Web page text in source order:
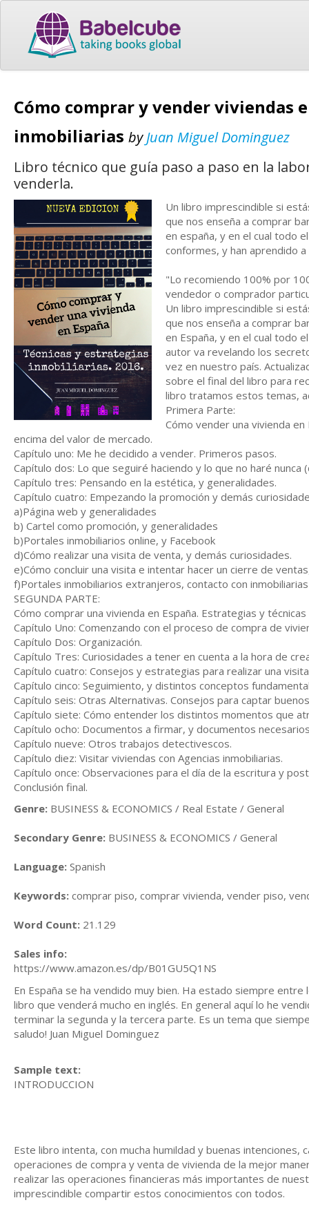
Cómo comprar y vender viviendas
inmobiliarias byJuan Miguel Dominguez
Libro técnico que guía paso a paso en la
venderla.
Un libro imprescindible si
que nos enseña a comprar
en españa, y en el cual todo
conformes, y han aprendido
"Lo recomiendo 100% por
vendedor o comprador
Un libro imprescindible si
que nos enseña a comprar
en España, y en el cual todo
autor va revelando los
vez en nuestro país.
sobre el final del libro para
libro tratamos estos temas,
Primera Parte:
Cómo vender una vivienda
encima del valor de mercado.
Capítulo uno: Me he decidido a vender. Primeros pasos.
Capítulo dos: Lo que seguiré haciendo y lo que no haré
Capítulo tres: Pensando en la estética, y generalidades.
Capítulo cuatro: Empezando la promoción y demás
a)Página web y generalidades
b) Cartel como promoción, y generalidades
b)Portales inmobiliarios online, y Facebook
d)Cómo realizar una visita de venta, y demás curiosidades.
e)Cómo concluir una visita e intentar hacer un cierre de
f)Portales inmobiliarios extranjeros, contacto con
SEGUNDA PARTE:
Cómo comprar una vivienda en España. Estrategias y
Capítulo Uno: Comenzando con el proceso de compra de
Capítulo Dos: Organización.
Capítulo Tres: Curiosidades a tener en cuenta a la hora de
Capítulo cuatro: Consejos y estrategias para realizar una
Capítulo cinco: Seguimiento, y distintos conceptos
Capítulo seis: Otras Alternativas. Consejos para captar
Capítulo siete: Cómo entender los distintos momentos que
Capítulo ocho: Documentos a firmar, y documentos
Capítulo nueve: Otros trabajos detectivescos.
Capítulo diez: Visitar viviendas con Agencias inmobiliarias.
Capítulo once: Observaciones para el día de la escritura y
Conclusión final.
Genre: BUSINESS & ECONOMICS / Real Estate / General
Secondary Genre: BUSINESS & ECONOMICS / General
Language: Spanish
Keywords: comprar piso, comprar vivienda, vender piso,
Word Count: 21.129
Sales info:
https://www.amazon.es/dp/B01GU5Q1NS
En España se ha vendido muy bien. Ha estado siempre
libro que venderá mucho en inglés. En general aquí lo he
terminar la segunda y la tercera parte. Es un tema que
saludo! Juan Miguel Dominguez
Sample text:
INTRODUCCION
Este libro intenta, con mucha humildad y buenas
operaciones de compra y venta de vivienda de la mejor
realizar las operaciones financieras más importantes de
imprescindible compartir estos conocimientos con todos.